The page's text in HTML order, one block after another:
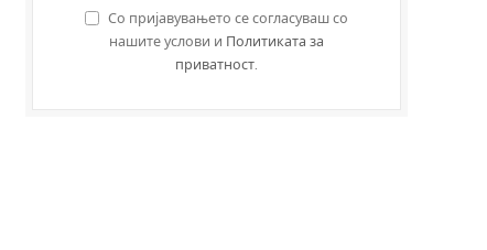
Со пријавувањето се согласуваш со
нашите услови и Политиката за
приватност.